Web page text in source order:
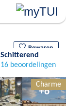
Bewaren
Charme
Schitterend
16 beoordelingen
+6